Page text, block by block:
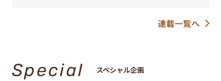
連載一覧へ
Special スペシャル企画